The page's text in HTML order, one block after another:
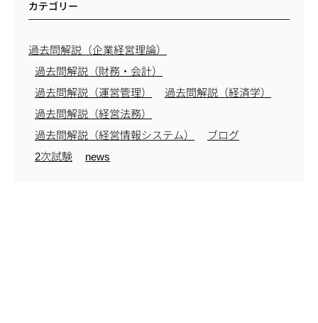
カテゴリー
過去問解説（企業経営理論）
過去問解説（財務・会計）
過去問解説（運営管理）
過去問解説（経済学）
過去問解説（経営法務）
過去問解説（経営情報システム）
ブログ
2次試験
news